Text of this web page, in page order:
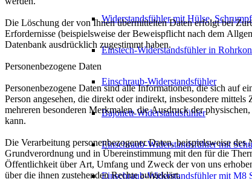
Widerstandsfühler mit Hülse,
Einstech-Widerstandsfühler in
Einschraub-Widerstandsfühler
Bajonett-Widerstandsfühler
Einschraub-Widerstandsfühler mit
Einschraub-Widerstandsfühler mit M8
Die Löschung der von Ihnen übermittelten Daten erfolgt bei Zurückweisung Ihrer Stellenbewerbung automatisch zwei Monate nach Bekanntgabe der
Erfordernisse (beispielsweise der Beweispflicht nach dem
Datenbank ausdrücklich zugestimmt haben.
Personenbezogene Daten
Personenbezogene Daten sind alle Informationen, die sich auf
Person angesehen, die direkt oder indirekt, insbesondere
mehreren besonderen Merkmalen, die Ausdruck der
kann.
Die Verarbeitung personenbezogener Daten, beispielsweise
Grundverordnung und in Übereinstimmung mit den für die
Öffentlichkeit über Art, Umfang und Zweck der von uns
über die ihnen zustehenden Rechte aufgeklärt.